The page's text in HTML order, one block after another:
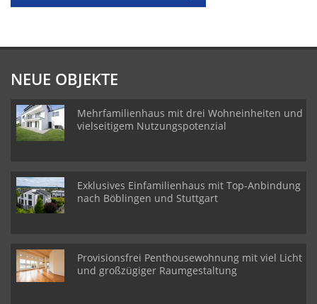
NEUE OBJEKTE
Mehrfamilienhaus mit drei Wohneinheiten und
vielseitigem Nutzungspotenzial
Exklusives Einfamilienhaus mit Top-Anbindung
nach Böblingen und Stuttgart
Provisionsfrei Penthousewohnung mit viel Licht
und großzügiger Raumgestaltung